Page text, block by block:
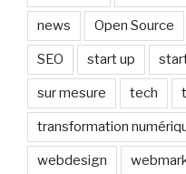
news Open Source
SEO start up
sur mesure tech
transformation
webdesign